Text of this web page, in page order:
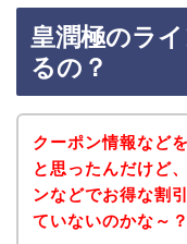
皇潤極のラ
るの？
クーポン情報など
と思ったんだけど
ンなどでお得な割
ていないのかな～？